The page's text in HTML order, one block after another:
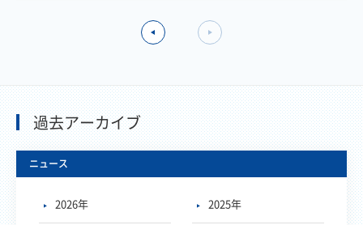
過去アーカイブ
ニュース
2026年 2025年